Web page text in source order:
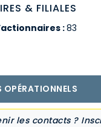
& FILIALES
:83
les contacts ?